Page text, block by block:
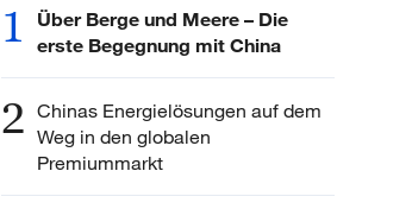
1
Über Berge und Meere – Die
erste Begegnung mit China
2 Chinas Energielösungen auf dem
Weg in den globalen
Premiummarkt